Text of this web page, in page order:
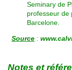
Seminary de
professeur de
Barcelone.
Source :
Notes et